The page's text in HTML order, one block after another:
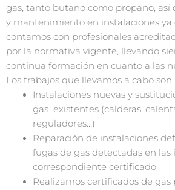
gas, tanto butano como propano, así
y mantenimiento en instalaciones ya
contamos con profesionales
por la normativa vigente, llevando
continua formación en cuanto a las
Los trabajos que llevamos a cabo
Instalaciones nuevas y
gas existentes (calderas,
reguladores…)
Reparación de instalaciones
fugas de gas detectadas en las
correspondiente certificado.
Realizamos certificados de gas